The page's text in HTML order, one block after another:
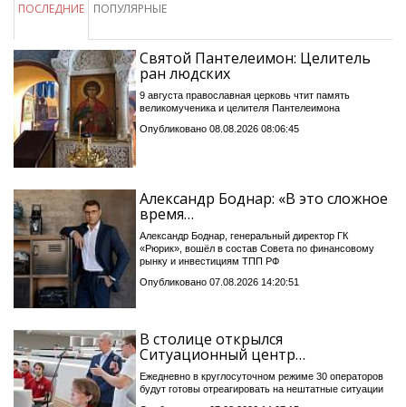
ПОСЛЕДНИЕ ПОПУЛЯРНЫЕ
Святой Пантелеимон: Целитель
ран людских
9 августа православная церковь чтит память
великомученика и целителя Пантелеимона
Опубликовано 08.08.2026 08:06:45
Александр Боднар: «В это сложное
время…
Александр Боднар, генеральный директор ГК
«Рюрик», вошёл в состав Совета по финансовому
рынку и инвестициям ТПП РФ
Опубликовано 07.08.2026 14:20:51
В столице открылся
Ситуационный центр…
Ежедневно в круглосуточном режиме 30 операторов
будут готовы отреагировать на нештатные ситуации